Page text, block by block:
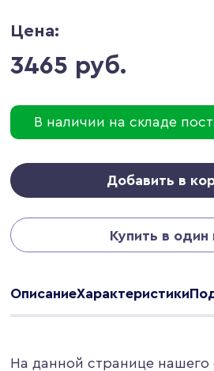
Цена:
3465 руб.
В наличии на складе
Добавить в
Купить в один
ОписаниеХарактеристики
На данной странице нашего